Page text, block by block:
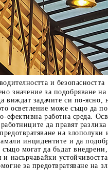
и безопасността
значение за подобряване
задачите си по-
осветление може също да
ефективна работна среда.
работниците да правят
на
инцидентите и да
могат да бъдат
насърчавайки
за предотвратяване на